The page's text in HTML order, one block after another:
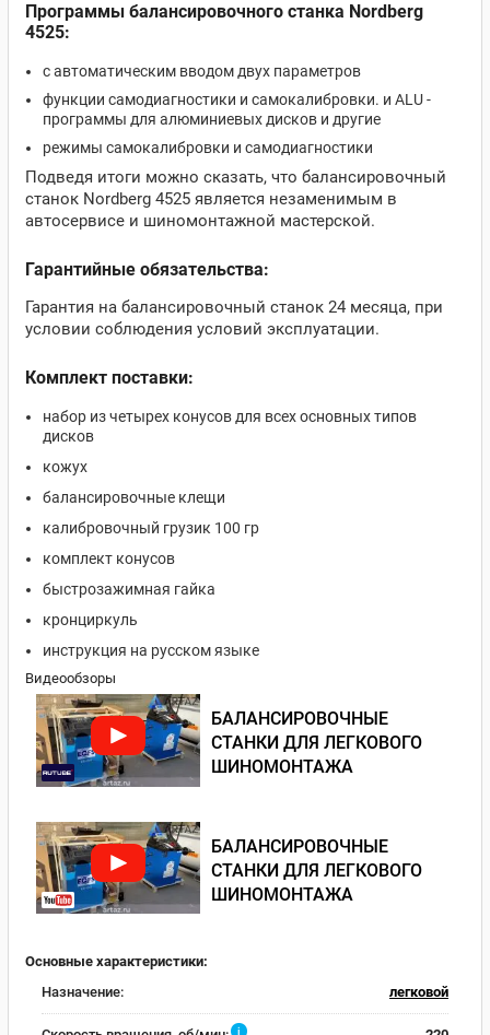
Программы балансировочного станка Nordberg
4525:
c автоматическим вводом двух параметров
функции самодиагностики и самокалибровки. и ALU -
программы для алюминиевых дисков и другие
режимы самокалибровки и самодиагностики
Подведя итоги можно сказать, что балансировочный
станок Nordberg 4525 является незаменимым в
автосервисе и шиномонтажной мастерской.
Гарантийные обязательства:
Гарантия на балансировочный станок 24 месяца, при
условии соблюдения условий эксплуатации.
Комплект поставки:
набор из четырех конусов для всех основных типов
дисков
кожух
балансировочные клещи
калибровочный грузик 100 гр
комплект конусов
быстрозажимная гайка
кронциркуль
инструкция на русском языке
Видеообзоры
БАЛАНСИРОВОЧНЫЕ
СТАНКИ ДЛЯ ЛЕГКОВОГО
ШИНОМОНТАЖА
БАЛАНСИРОВОЧНЫЕ
СТАНКИ ДЛЯ ЛЕГКОВОГО
ШИНОМОНТАЖА
Основные характеристики:
Назначение:
легковой
i